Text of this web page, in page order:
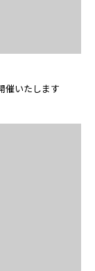
催いたします